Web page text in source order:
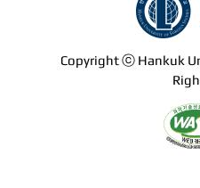
Copyright ⓒ Hankuk